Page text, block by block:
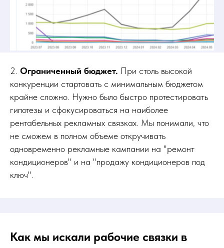
2. Ограниченный бюджет. При столь высокой
конкуренции стартовать с минимальным бюджетом
крайне сложно. Нужно было быстро протестировать
гипотезы и сфокусироваться на наиболее
рентабельных рекламных связках. Мы понимали, что
не сможем в полном объеме откручивать
одновременно рекламные кампании на "ремонт
кондиционеров" и на "продажу кондиционеров под
ключ".
Как мы искали рабочие связки в